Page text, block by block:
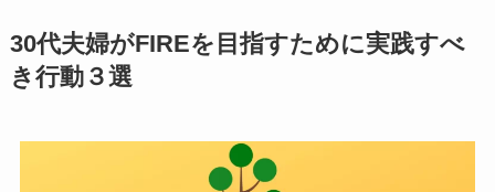
30代夫婦がFIREを目指すために実践すべ
き行動３選